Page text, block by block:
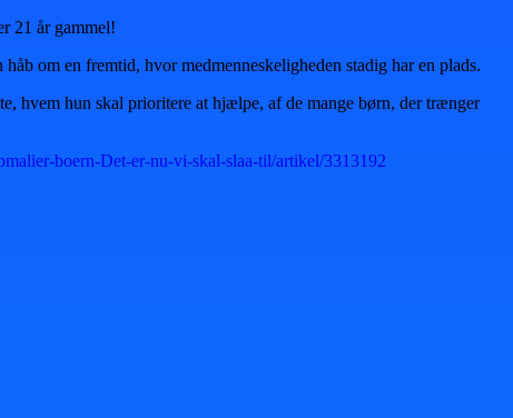
21 år gammel!
om en fremtid, hvor medmenneskeligheden stadig har en plads.
hvem hun skal prioritere at hjælpe, af de mange børn, der trænger
boern-Det-er-nu-vi-skal-slaa-til/artikel/3313192